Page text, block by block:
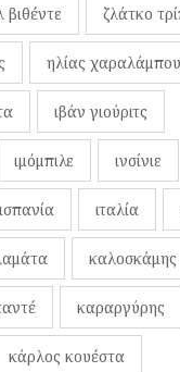
βιθέντε ζλάτκο
ηλίας
ιβάν γιούριτς
ιμόμπιλε ινσίνιε
ισπανία ιταλία
καλοσκάμης
καραργύρης
κάρλος κουέστα